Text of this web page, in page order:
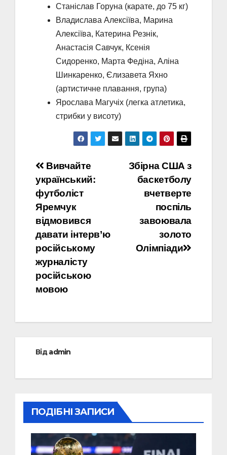
Станіслав Горуна (карате, до 75 кг)
Владислава Алексіїва, Марина
Алексіїва, Катерина Резнік,
Анастасія Савчук, Ксенія
Сидоренко, Марта Федіна, Аліна
Шинкаренко, Єлизавета Яхно
(артистичне плавання, група)
Ярослава Магучіх (легка атлетика,
стрибки у висоту)
Навігація
записів
Збірна США з
баскетболу
вчетверте
поспіль
завоювала
золото
Олімпіади
Вивчайте
український:
футболіст
Яремчук
відмовився
давати інтерв’ю
російському
журналісту
російською
мовою
Відadmin
ПОДІБНІ ЗАПИСИ